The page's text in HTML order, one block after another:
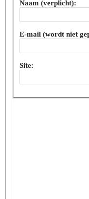
Naam (verplicht):
E-mail (wordt niet
Site: